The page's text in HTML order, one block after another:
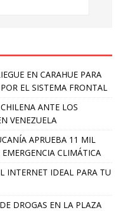
EN CARAHUE PARA
EL SISTEMA FRONTAL
ANTE LOS
VENEZUELA
APRUEBA 11 MIL
CLIMÁTICA
INTERNET IDEAL PARA TU
DROGAS EN LA PLAZA